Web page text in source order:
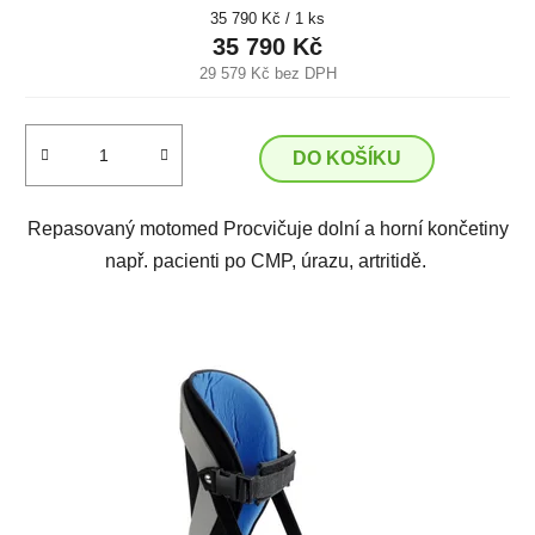
29 579 Kč bez DPH
35 790 Kč
Měrná
cena:
35 790 Kč / 1 ks
DO KOŠÍKU
Repasovaný motomed Procvičuje dolní a horní končetiny
např. pacienti po CMP, úrazu, artritidě.